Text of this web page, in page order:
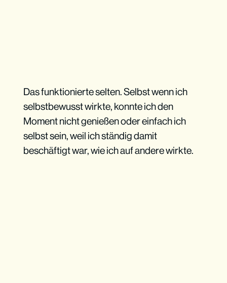
Das funktionierte selten. Selbst wenn ich
selbstbewusst wirkte, konnte ich den
Moment nicht genießen oder einfach ich
selbst sein, weil ich ständig damit
beschäftigt war, wie ich auf andere wirkte.